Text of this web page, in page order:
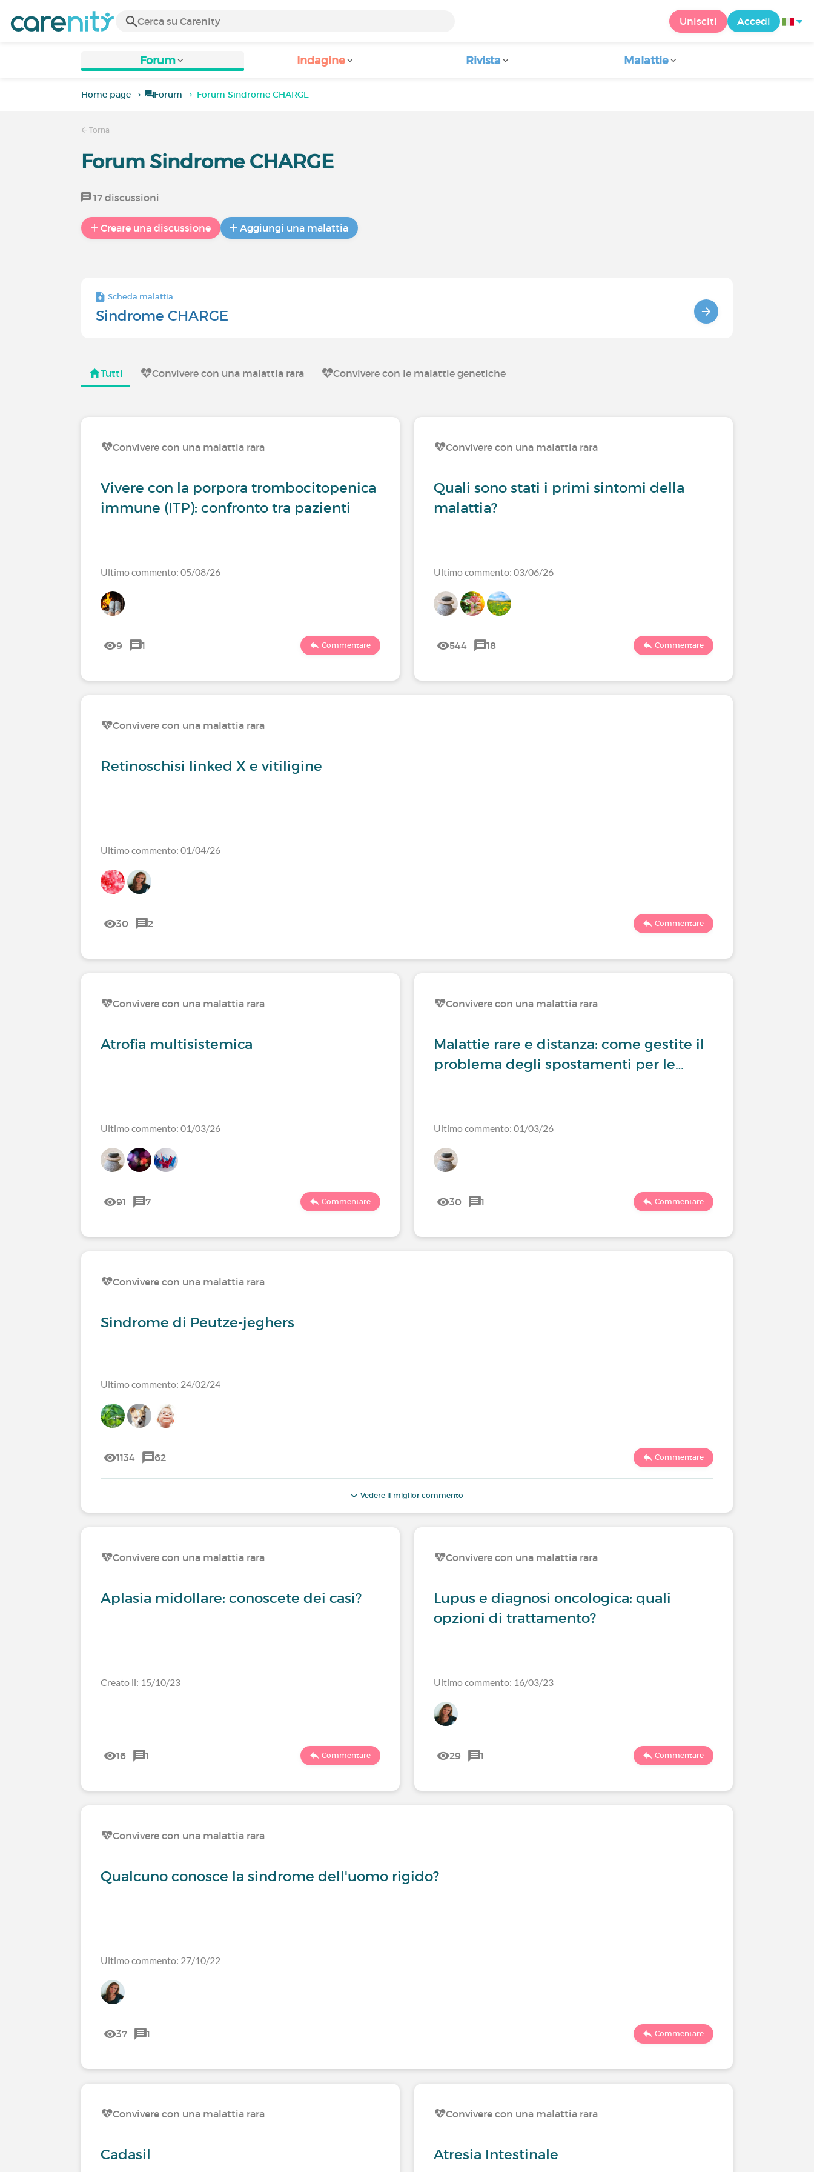
Unisciti Accedi
Forum Indagine Rivista Malattie
Home page Forum Forum Sindrome CHARGE
Torna
Forum Sindrome CHARGE
17 discussioni
Creare una discussione Aggiungi una malattia
Scheda malattia
Sindrome CHARGE
Tutti Convivere con una malattia rara Convivere con le malattie genetiche
Convivere con una malattia rara
Vivere con la porpora trombocitopenica
immune (ITP): confronto tra pazienti
Ultimo commento: 05/08/26
9 1 Commentare
Convivere con una malattia rara
Quali sono stati i primi sintomi della
malattia?
Ultimo commento: 03/06/26
544 18 Commentare
Convivere con una malattia rara
Retinoschisi linked X e vitiligine
Ultimo commento: 01/04/26
30 2 Commentare
Convivere con una malattia rara
Atrofia multisistemica
Ultimo commento: 01/03/26
91 7 Commentare
Convivere con una malattia rara
Malattie rare e distanza: come gestite il
problema degli spostamenti per le…
Ultimo commento: 01/03/26
30 1 Commentare
Convivere con una malattia rara
Sindrome di Peutze-jeghers
Ultimo commento: 24/02/24
1134 62 Commentare
Vedere il miglior commento
Convivere con una malattia rara
Aplasia midollare: conoscete dei casi?
Creato il: 15/10/23
16 1 Commentare
Convivere con una malattia rara
Lupus e diagnosi oncologica: quali
opzioni di trattamento?
Ultimo commento: 16/03/23
29 1 Commentare
Convivere con una malattia rara
Qualcuno conosce la sindrome dell'uomo rigido?
Ultimo commento: 27/10/22
37 1 Commentare
Convivere con una malattia rara
Cadasil
Convivere con una malattia rara
Atresia Intestinale